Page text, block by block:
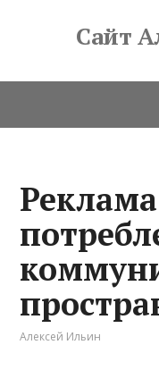
Сайт
Алексей Ильин